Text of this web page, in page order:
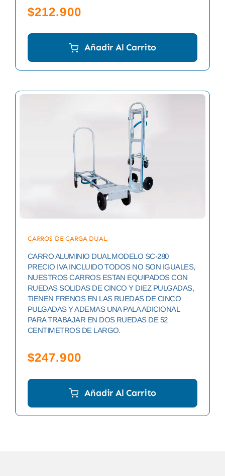
$212.900
Añadir Al Carrito
CARROS DE CARGA DUAL
CARRO ALUMINIO DUAL MODELO SC-280
PRECIO IVA INCLUIDO TODOS NO SON IGUALES,
NUESTROS CARROS ESTAN EQUIPADOS CON
RUEDAS SOLIDAS DE CINCO Y DIEZ PULGADAS,
TIENEN FRENOS EN LAS RUEDAS DE CINCO
PULGADAS Y ADEMAS UNA PALA ADICIONAL
PARA TRABAJAR EN DOS RUEDAS DE 52
CENTIMETROS DE LARGO.
$247.900
Añadir Al Carrito